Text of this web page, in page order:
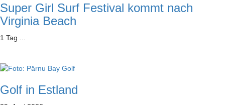
Super Girl Surf Festival kommt nach
Virginia Beach
1 Tag ...
Golf in Estland